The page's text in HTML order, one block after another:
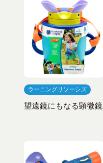
ラーニングリソーシズ
望遠鏡にもなる顕微鏡